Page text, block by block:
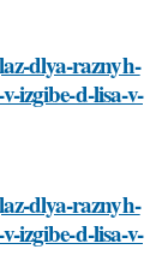
dlya-raznyh-
izgibe-d-lisa-v-
dlya-raznyh-
izgibe-d-lisa-v-